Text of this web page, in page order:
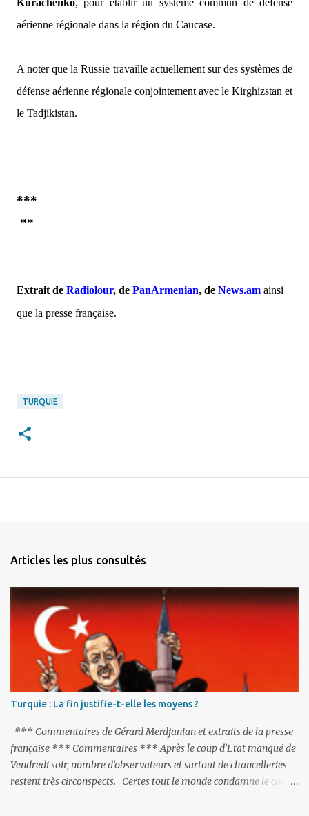
Kurachenko, pour établir un système commun de défense
aérienne régionale dans la région du Caucase.
A noter que la Russie travaille actuellement sur des systèmes de
défense aérienne régionale conjointement avec le Kirghizstan et
le Tadjikistan.
***
**
Extrait de Radiolour, de PanArmenian, de News.am ainsi
que la presse française.
TURQUIE
Articles les plus consultés
Turquie : La fin justifie-t-elle les moyens ?
*** Commentaires de Gérard Merdjanian et extraits de la presse
française *** Commentaires *** Après le coup d’Etat manqué de
Vendredi soir, nombre d’observateurs et surtout de chancelleries
restent très circonspects. Certes tout le monde condamne le coup